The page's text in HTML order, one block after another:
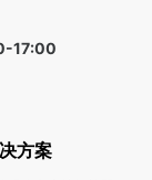
17:00
方案